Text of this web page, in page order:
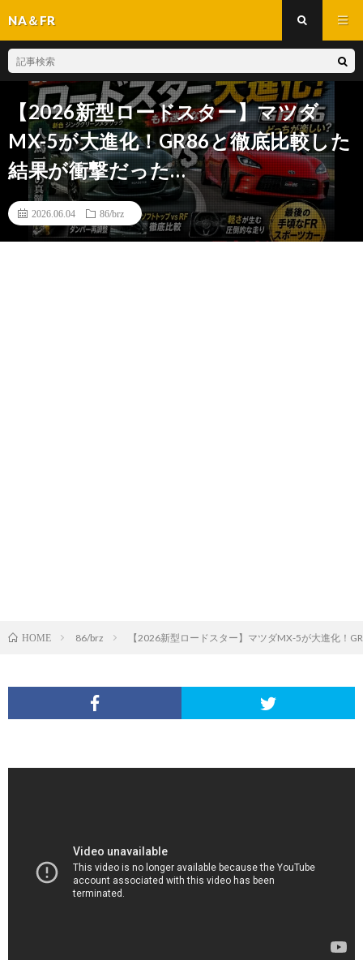
NA＆FR
【2026新型ロードスター】マツダ
MX-5が大進化！GR86と徹底比較した
結果が衝撃だった…
2026.06.04 86/brz
HOME 86/brz 【2026新型ロードスター】マツダMX-5が大進化！